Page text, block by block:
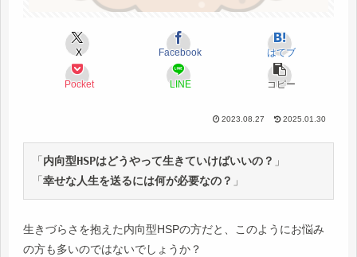
X Facebook はてブ
Pocket LINE コピー
2023.08.27 2025.01.30
「内向型HSPはどうやって生きていけばいいの？ 」
「幸せな人生を送るには何が必要なの？ 」
生きづらさを抱えた内向型HSPの方だと、このようにお悩み
の方も多いのではないでしょうか？